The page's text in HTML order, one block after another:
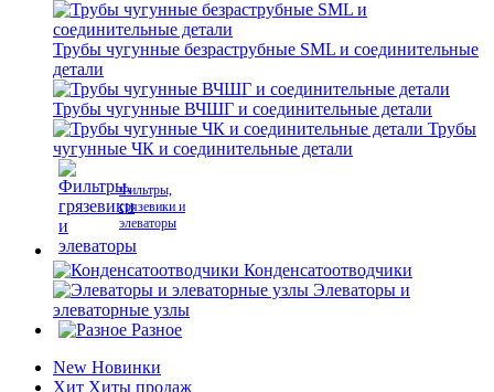
Трубы чугунные безраструбные SML и соединительные
детали
Трубы чугунные ВЧШГ и соединительные детали
Трубы
чугунные ЧК и соединительные детали
Фильтры,
грязевики и
элеваторы
Конденсатоотводчики
Элеваторы и
элеваторные узлы
Разное
New Новинки
Хит Хиты продаж